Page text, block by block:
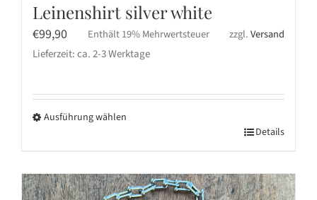
Leinenshirt silver white
€99,90 Enthält 19% Mehrwertsteuer zzgl.Versand
Lieferzeit: ca. 2-3 Werktage
Ausführung wählen
weist
mehrere
Details